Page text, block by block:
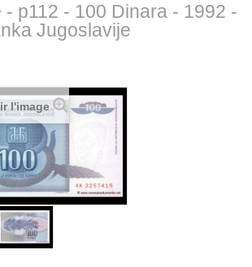
- p112 - 100 Dinara - 1992 -
Jugoslavije
l'image